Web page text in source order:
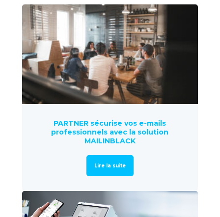
PARTNER sécurise vos e-mails
professionnels avec la solution
MAILINBLACK
Lire la suite